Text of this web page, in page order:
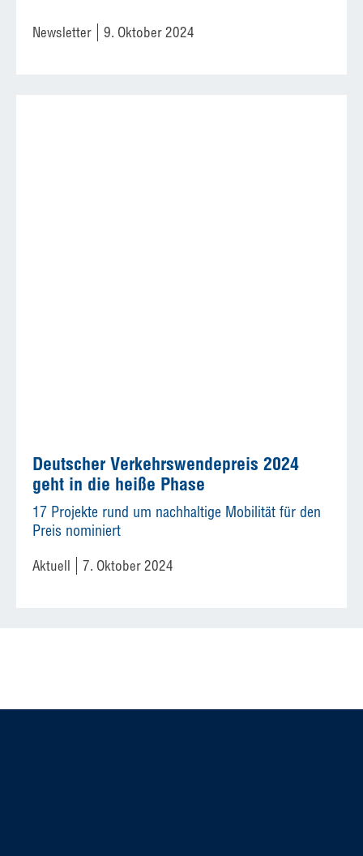
Newsletter 9. Oktober 2024
Deutscher Verkehrswendepreis 2024
geht in die heiße Phase
17 Projekte rund um nachhaltige Mobilität für den
Preis nominiert
Aktuell 7. Oktober 2024